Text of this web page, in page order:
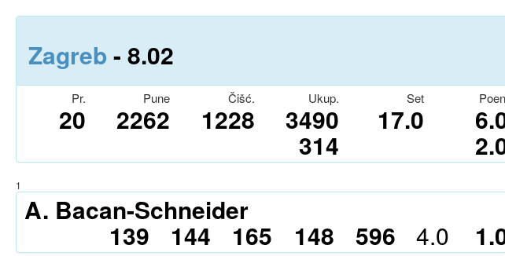
Zagreb- 8.02
Pr. Pune Čišć. Ukup. Set
20 2262 1228 3490
314
17.0
1
A. Bacan-Schneider
139 144 165 148 596 4.0